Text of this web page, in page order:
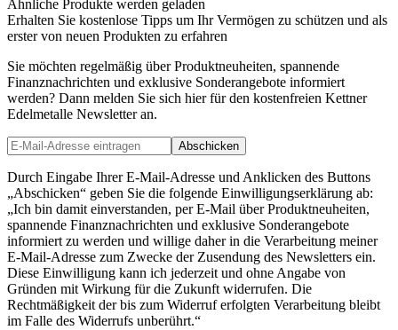
Ähnliche Produkte werden geladen
Erhalten Sie kostenlose Tipps um Ihr Vermögen zu schützen und als
erster von neuen Produkten zu erfahren
Sie möchten regelmäßig über Produktneuheiten, spannende
Finanznachrichten und exklusive Sonderangebote informiert
werden? Dann melden Sie sich hier für den kostenfreien Kettner
Edelmetalle Newsletter an.
Abschicken
Durch Eingabe Ihrer E-Mail-Adresse und Anklicken des Buttons
„Abschicken“ geben Sie die folgende Einwilligungserklärung ab:
„Ich bin damit einverstanden, per E-Mail über Produktneuheiten,
spannende Finanznachrichten und exklusive Sonderangebote
informiert zu werden und willige daher in die Verarbeitung meiner
E-Mail-Adresse zum Zwecke der Zusendung des Newsletters ein.
Diese Einwilligung kann ich jederzeit und ohne Angabe von
Gründen mit Wirkung für die Zukunft widerrufen. Die
Rechtmäßigkeit der bis zum Widerruf erfolgten Verarbeitung bleibt
im Falle des Widerrufs unberührt.“